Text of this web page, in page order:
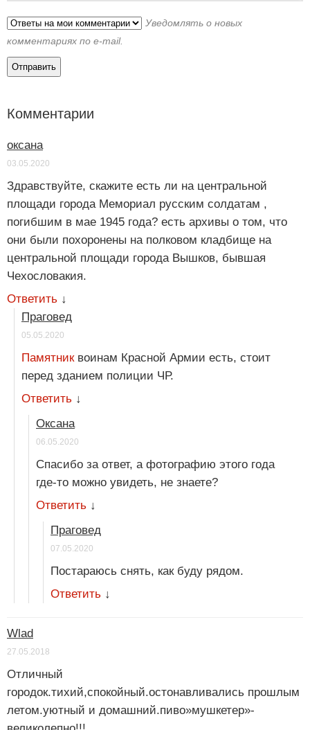
Уведомлять о новых
комментариях по e-mail.
Комментарии
оксана
03.05.2020
Здравствуйте, скажите есть ли на центральной
площади города Мемориал русским солдатам ,
погибшим в мае 1945 года? есть архивы о том, что
они были похоронены на полковом кладбище на
центральной площади города Вышков, бывшая
Чехословакия.
Ответить ↓
Праговед
05.05.2020
Памятниквоинам Красной Армии есть, стоит
перед зданием полиции ЧР.
Ответить ↓
Оксана
06.05.2020
Спасибо за ответ, а фотографию этого года
где-то можно увидеть, не знаете?
Ответить ↓
Праговед
07.05.2020
Постараюсь снять, как буду рядом.
Ответить ↓
Wlad
27.05.2018
Отличный
городок.тихий,спокойный.остонавливались прошлым
летом.уютный и домашний.пиво»мушкетер»-